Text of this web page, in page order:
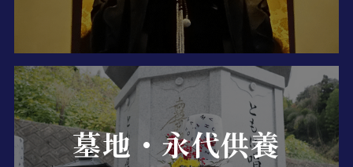
墓地・永代供養